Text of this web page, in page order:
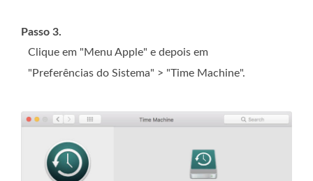
Passo 3.
Clique em "Menu Apple" e depois em
"Preferências do Sistema" > "Time Machine".